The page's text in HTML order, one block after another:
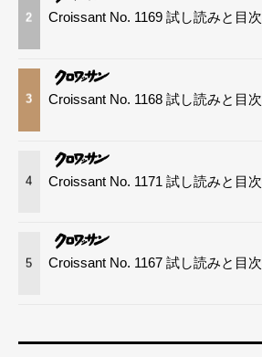
2 Croissant No. 1169 試し読みと目次
3 Croissant No. 1168 試し読みと目次
4 Croissant No. 1171 試し読みと目次
5 Croissant No. 1167 試し読みと目次